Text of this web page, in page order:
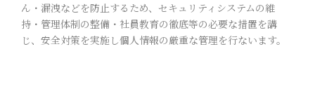
ん・漏洩などを防止するため、セキュリティシステムの維
持・管理体制の整備・社員教育の徹底等の必要な措置を講
じ、安全対策を実施し個人情報の厳重な管理を行ないます。